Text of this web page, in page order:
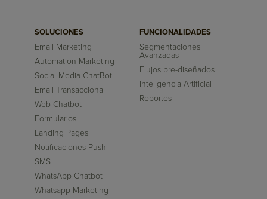
SOLUCIONES
Email Marketing
Automation Marketing
Social Media ChatBot
Email Transaccional
Web Chatbot
Formularios
Landing Pages
Notificaciones Push
SMS
WhatsApp Chatbot
Whatsapp Marketing
FUNCIONALIDADES
Segmentaciones
Avanzadas
Flujos pre-diseñados
Inteligencia Artificial
Reportes